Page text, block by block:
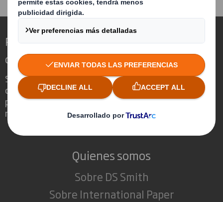
Redefinimos el packaging para un mundo
cambiante
Somos diferentes porque vemos la
oportunidad de que el embalaje juegue un
papel fundamental en el mundo que nos
rodea.
Quienes somos
Sobre DS Smith
Sobre International Paper